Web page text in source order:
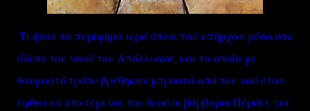
Τι ήταν τα περίφημα ιερά όπλα πού υπήρχαν μέσα στο
άδυτο του ναού του Απόλλωνος, και τα οποία με
θαυμαστό τρόπο βρέθηκαν μπροστά από τον ναό όταν
έφθαναν στο τέμενος του θεού οι βάρβαροι Πέρσες για